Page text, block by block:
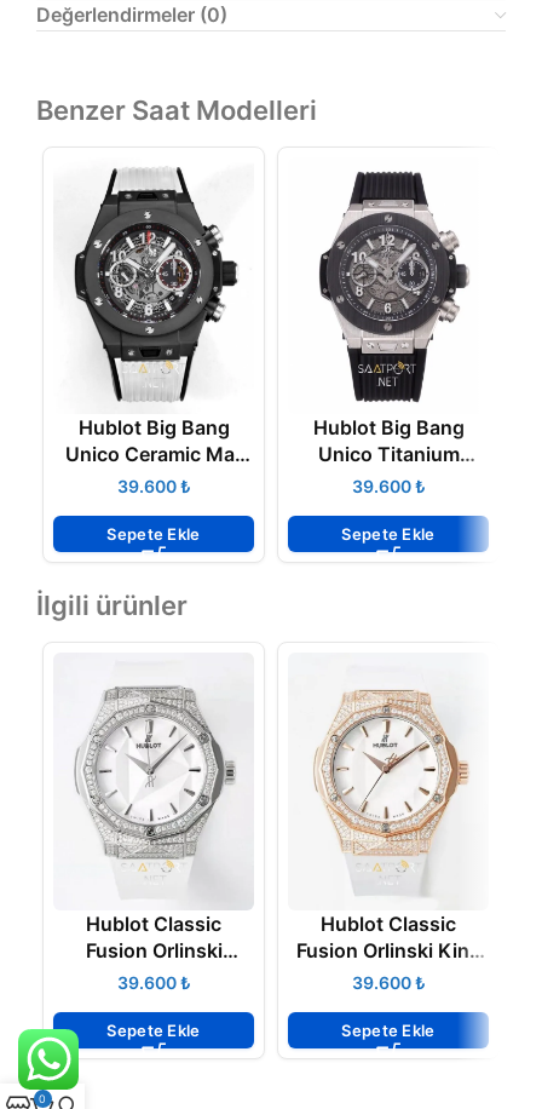
Değerlendirmeler (0)
Benzer Saat Modelleri
Hublot Big Bang
Unico Ceramic Mat
Kasa 42mm Super
₺
Sepete Ekle
Hublot Big Bang
Unico Titanium
Chronograph 42 mm
₺
Sepete Ekle
İlgili ürünler
Hublot Classic
Fusion Orlinski
Titanium White Pave
₺
Sepete Ekle
Hublot Classic
Fusion Orlinski King
Gold White 40 mm
₺
Sepete Ekle
0